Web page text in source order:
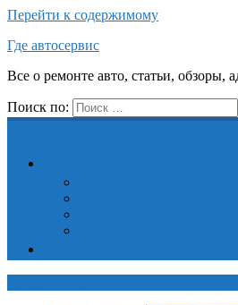
Перейти к содержимому
Где автосервис
Все о ремонте авто, статьи, обзоры,
Поиск по: